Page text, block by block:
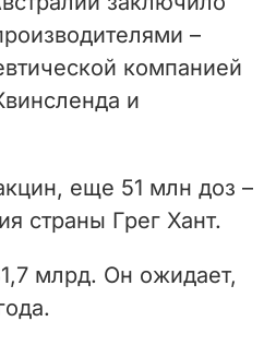
–
компанией
и
еще 51 млн доз –
страны Грег Хант.
млрд. Он ожидает,